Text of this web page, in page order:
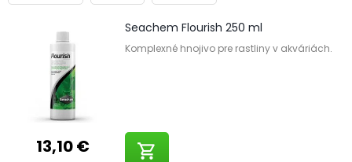
13,10 €
Seachem Flourish 250 ml
Komplexné hnojivo pre rastliny v akváriách.
shopping_cart